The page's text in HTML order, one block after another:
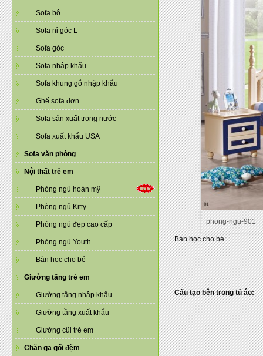
Sofa bộ
Sofa nỉ góc L
Sofa góc
Sofa nhập khẩu
Sofa khung gỗ nhập khẩu
Ghế sofa đơn
Sofa sản xuất trong nước
Sofa xuất khẩu USA
Sofa văn phòng
Nội thất trẻ em
Phòng ngủ hoàn mỹ
Phòng ngủ Kitty
Phòng ngủ đẹp cao cấp
Phòng ngủ Youth
Bàn học cho bé
Giường tầng trẻ em
Giường tầng nhập khẩu
Giường tầng xuất khẩu
Giường cũi trẻ em
Chăn ga gối đệm
phong-ngu-901
Bàn học cho bé:
Cấu tạo bên trong tủ áo: